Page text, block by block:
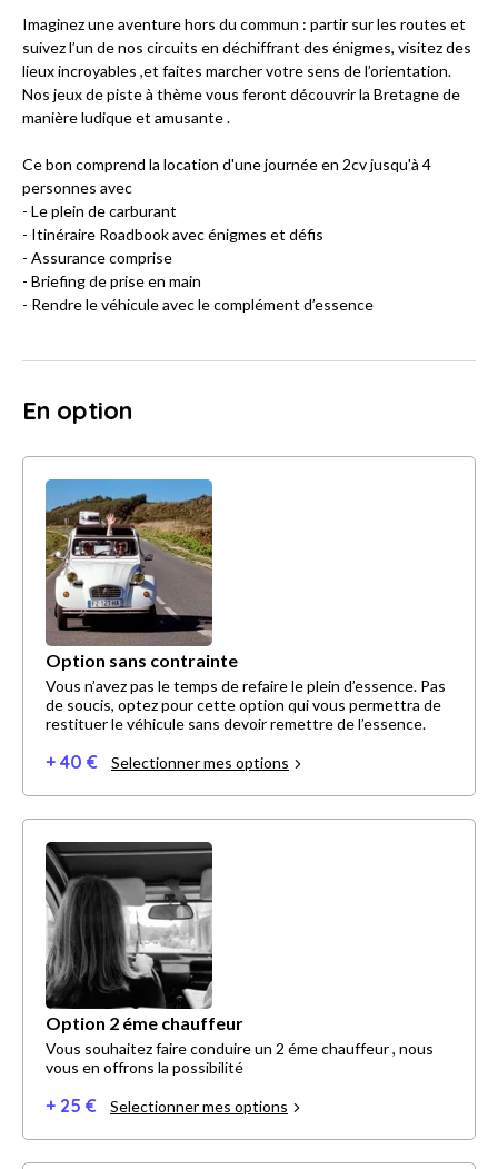
Imaginez une aventure hors du commun : partir sur les routes et
suivez l’un de nos circuits en déchiffrant des énigmes, visitez des
lieux incroyables ,et faites marcher votre sens de l’orientation.
Nos jeux de piste à thème vous feront découvrir la Bretagne de
manière ludique et amusante .
Ce bon comprend la location d'une journée en 2cv jusqu'à 4
personnes avec
- Le plein de carburant
- Itinéraire Roadbook avec énigmes et défis
- Assurance comprise
- Briefing de prise en main
- Rendre le véhicule avec le complément d’essence
En option
Option sans contrainte
Vous n’avez pas le temps de refaire le plein d’essence. Pas
de soucis, optez pour cette option qui vous permettra de
restituer le véhicule sans devoir remettre de l’essence.
+ 40 € Selectionner mes options
Option 2 éme chauffeur
Vous souhaitez faire conduire un 2 éme chauffeur , nous
vous en offrons la possibilité
+ 25 € Selectionner mes options